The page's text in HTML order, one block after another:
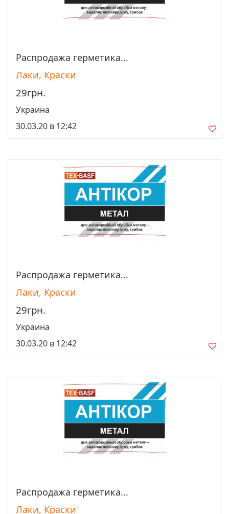
Просмотреть
Распродажа герметика...
Лаки, Краски
29грн.
Украина
30.03.20 в 12:42
Просмотреть
Распродажа герметика...
Лаки, Краски
29грн.
Украина
30.03.20 в 12:42
Просмотреть
Распродажа герметика...
Лаки, Краски